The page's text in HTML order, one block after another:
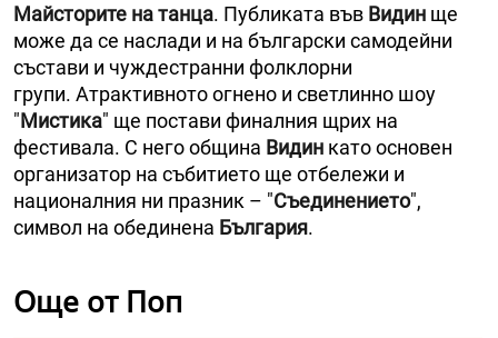
Майсторите на танца. Публиката във Видин ще
може да се наслади и на български самодейни
състави и чуждестранни фолклорни
групи. Атрактивното огнено и светлинно шоу
"Мистика" ще постави финалния щрих на
фестивала. С него община Видин като основен
организатор на събитието ще отбележи и
националния ни празник – "Съединението",
символ на обединена България.
Още от Поп